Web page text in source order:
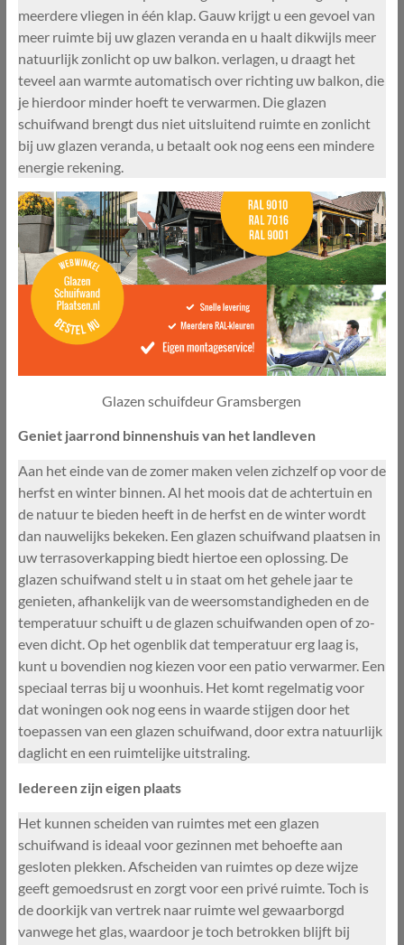
meerdere vliegen in één klap. Gauw krijgt u een gevoel van
meer ruimte bij uw glazen veranda en u haalt dikwijls meer
natuurlijk zonlicht op uw balkon. verlagen, u draagt het
teveel aan warmte automatisch over richting uw balkon, die
je hierdoor minder hoeft te verwarmen. Die glazen
schuifwand brengt dus niet uitsluitend ruimte en zonlicht
bij uw glazen veranda, u betaalt ook nog eens een mindere
energie rekening.
Glazen schuifdeur Gramsbergen
Geniet jaarrond binnenshuis van het landleven
Aan het einde van de zomer maken velen zichzelf op voor de
herfst en winter binnen. Al het moois dat de achtertuin en
de natuur te bieden heeft in de herfst en de winter wordt
dan nauwelijks bekeken. Een glazen schuifwand plaatsen in
uw terrasoverkapping biedt hiertoe een oplossing. De
glazen schuifwand stelt u in staat om het gehele jaar te
genieten, afhankelijk van de weersomstandigheden en de
temperatuur schuift u de glazen schuifwanden open of zo-
even dicht. Op het ogenblik dat temperatuur erg laag is,
kunt u bovendien nog kiezen voor een patio verwarmer. Een
speciaal terras bij u woonhuis. Het komt regelmatig voor
dat woningen ook nog eens in waarde stijgen door het
toepassen van een glazen schuifwand, door extra natuurlijk
daglicht en een ruimtelijke uitstraling.
Iedereen zijn eigen plaats
Het kunnen scheiden van ruimtes met een glazen
schuifwand is ideaal voor gezinnen met behoefte aan
gesloten plekken. Afscheiden van ruimtes op deze wijze
geeft gemoedsrust en zorgt voor een privé ruimte. Toch is
de doorkijk van vertrek naar ruimte wel gewaarborgd
vanwege het glas, waardoor je toch betrokken blijft bij